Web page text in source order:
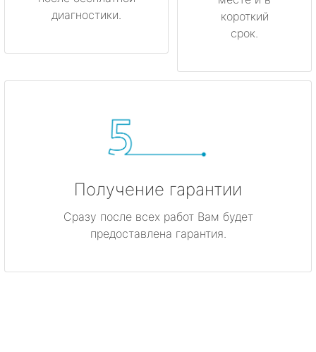
диагностики.
короткий
срок.
Получение гарантии
Сразу после всех работ Вам будет
предоставлена гарантия.